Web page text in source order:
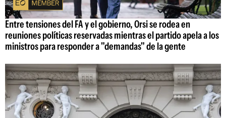
Entre tensiones del FA y el gobierno, Orsi se rodea en
reuniones políticas reservadas mientras el partido apela a los
ministros para responder a "demandas" de la gente